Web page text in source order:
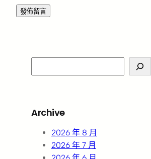
e
c
Archive
2026 年 8 月
2026 年 7 月